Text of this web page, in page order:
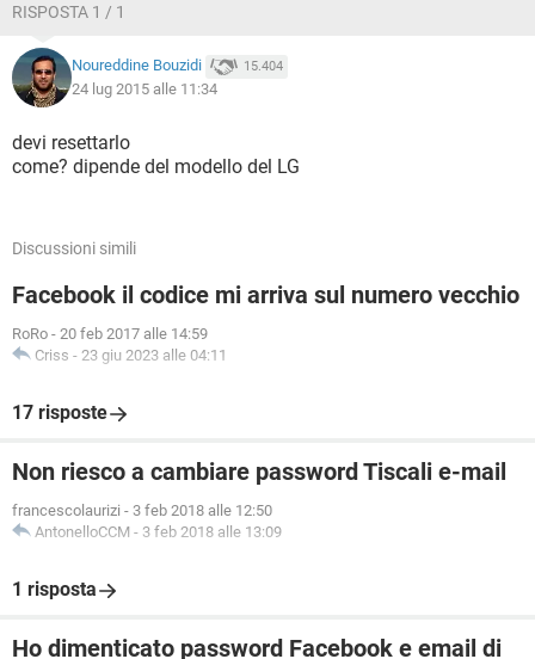
RISPOSTA 1 / 1
Noureddine Bouzidi 15.404
24 lug 2015 alle 11:34
devi resettarlo
come? dipende del modello del LG
Discussioni simili
Facebook il codice mi arriva sul numero vecchio
RoRo - 20 feb 2017 alle 14:59
Criss - 23 giu 2023 alle 04:11
17 risposte
Non riesco a cambiare password Tiscali e-mail
francescolaurizi - 3 feb 2018 alle 12:50
AntonelloCCM - 3 feb 2018 alle 13:09
1 risposta
Ho dimenticato password Facebook e email di